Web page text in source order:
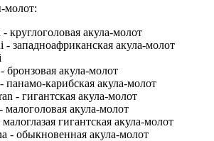
молот:
круглоголовая акула-молот
- западноафриканская акула-молот
бронзовая акула-молот
панамо-карибская акула-молот
- гигантская акула-молот
малоголовая акула-молот
гигантская акула-молот
- обыкновенная акула-молот